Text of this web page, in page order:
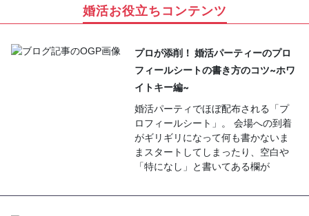
婚活お役立ちコンテンツ
プロが添削！ 婚活パーティーのプロ
フィールシートの書き方のコツ~ホワ
イトキー編~
婚活パーティでほぼ配布される「プ
ロフィールシート」。 会場への到着
がギリギリになって何も書かないま
まスタートしてしまったり、空白や
「特になし」と書いてある欄が